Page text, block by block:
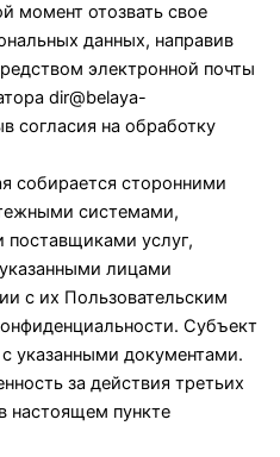
момент отозвать свое
данных, направив
электронной почты
dir@belaya-
согласия на обработку
собирается сторонними
системами,
поставщиками услуг,
лицами
с их Пользовательским
Субъект
указанными документами.
за действия третьих
настоящем пункте